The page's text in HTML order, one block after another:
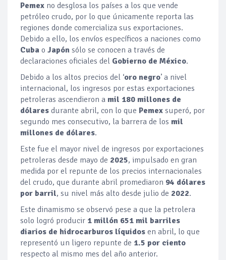
Pemex no desglosa los países a los que vende
petróleo crudo, por lo que únicamente reporta las
regiones donde comercializa sus exportaciones.
Debido a ello, los envíos específicos a naciones como
Cuba o Japón sólo se conocen a través de
declaraciones oficiales del Gobierno de México.
Debido a los altos precios del ‘oro negro’ a nivel
internacional, los ingresos por estas exportaciones
petroleras ascendieron a mil 180 millones de
dólares durante abril, con lo que Pemex superó, por
segundo mes consecutivo, la barrera de los mil
millones de dólares.
Este fue el mayor nivel de ingresos por exportaciones
petroleras desde mayo de 2025, impulsado en gran
medida por el repunte de los precios internacionales
del crudo, que durante abril promediaron 94 dólares
por barril, su nivel más alto desde julio de 2022.
Este dinamismo se observó pese a que la petrolera
solo logró producir 1 millón 651 mil barriles
diarios de hidrocarburos líquidos en abril, lo que
representó un ligero repunte de 1.5 por ciento
respecto al mismo mes del año anterior.